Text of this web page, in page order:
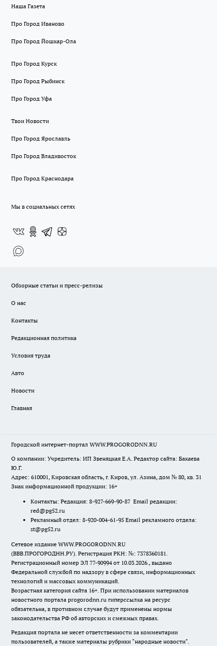
Наша Газета
Про Город Иваново
Про Город Йошкар-Ола
Про Город Курск
Про Город Рыбинск
Про Город Уфа
Твои Новости
Про Город Ярославль
Про Город Владивосток
Про Город Краснодара
Мы в социальных сетях
Обзорные статьи и пресс-релизы
О нас
Контакты
Редакционная политика
Условия труда
Авто
Новости
Главная
Городской интернет-портал WWW.PROGORODNN.RU
О компании: Учредитель: ИП Звеняцкая Е.А. Редактор сайта: Бакаева
Ю.Г.
Адрес: 610001, Кировская область, г. Киров, ул. Азина, дом № 80, кв. 31
Знак информационной продукции: 16+
Контакты: Редакция: 8-927-669-90-87 Email редакции:
red@pg52.ru
Рекламный отдел: 8-920-004-61-95 Email рекламного отдела:
st@pg52.ru
Сетевое издание WWW.PROGORODNN.RU
(ВВВ.ПРОГОРОДНН.РУ). Регистрация РКН: №: 7378360181.
Регистрационный номер ЭЛ 77-90994 от 10.03.2026., выдано
Федеральной службой по надзору в сфере связи, информационных
технологий и массовых коммуникаций.
Возрастная категория сайта 16+. При использовании материалов
новостного портала progorodnn.ru гиперссылка на ресурс
обязательна, в противном случае будут применены нормы
законодательства РФ об авторских и смежных правах.
Редакция портала не несет ответственности за комментарии
пользователей, а также материалы рубрики "народные новости".